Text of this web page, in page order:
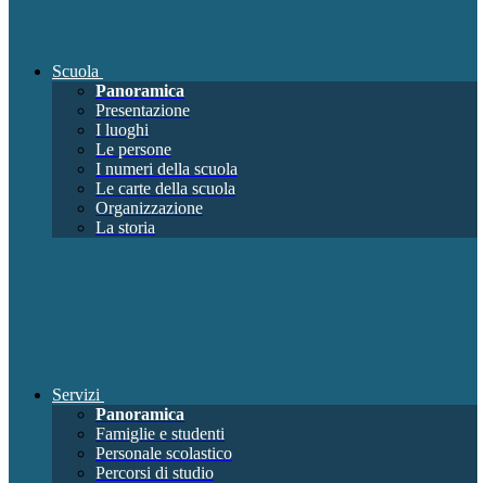
Scuola
Panoramica
Presentazione
I luoghi
Le persone
I numeri della scuola
Le carte della scuola
Organizzazione
La storia
Servizi
Panoramica
Famiglie e studenti
Personale scolastico
Percorsi di studio